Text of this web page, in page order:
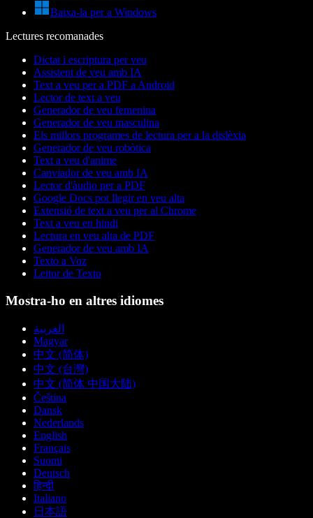
Baixa-la per a Windows
Lectures recomanades
Dictat i escriptura per veu
Assistent de veu amb IA
Text a veu per a PDF a Android
Lector de text a veu
Generador de veu femenina
Generador de veu masculina
Els millors programes de lectura per a la dislèxia
Generador de veu robòtica
Text a veu d'anime
Canviador de veu amb IA
Lector d'àudio per a PDF
Google Docs pot llegir en veu alta
Extensió de text a veu per al Chrome
Text a veu en hindi
Lectura en veu alta de PDF
Generador de veu amb IA
Texto a Voz
Leitor de Texto
Mostra-ho en altres idiomes
العربية
Magyar
中文 (简体)
中文 (台灣)
中文 (简体 中国大陆)
Čeština
Dansk
Nederlands
English
Français
Suomi
Deutsch
हिन्दी
Italiano
日本語